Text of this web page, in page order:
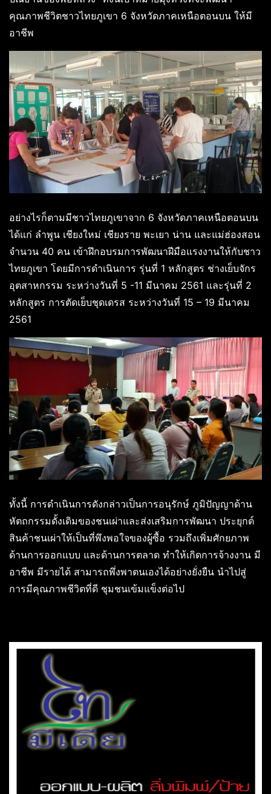
คุณภาพชีวิตชาวไทยภูเขา 6 จังหวัดภาคเหนือตอนบน ให้มี
อาชีพ
อย่างไรก็ตามมีชาวไทยภูเขาจาก 6 จังหวัดภาคเหนือตอนบน
ได้แก่ ลำพูน เชียงใหม่ เชียงราย พะเยา น่าน และแม่ฮ่องสอน
จำนวน 40 คน เข้าฝึกอบรมการพัฒนาฝีมือแรงงานให้กับชาว
ไทยภูเขา โดยมีการดำเนินการ รุ่นที่ 1 หลักสูตร ช่างเย็บจักร
อุตสาหกรรม ระหว่างวันที่ 5 -11 มีนาคม 2561 และรุ่นที่ 2
หลักสูตร การตัดเย็บชุดเดรส ระหว่างวันที่ 15 – 19 มีนาคม
2561
ทั้งนี้ การดำเนินการดังกล่าวเป็นการอนุรักษ์ ภูมิปัญญาด้าน
หัตถกรรมดั้งเดิมของชนเผ่าและส่งเสริมการพัฒนา ประยุกต์
สินค้าชนเผ่าให้เป็นที่พึงพอใจของผู้ซื้อ รวมถึงเพิ่มศักยภาพ
ด้านการออกแบบ และด้านการตลาด ทำให้เกิดการจ้างงาน มี
อาชีพ มีรายได้ สามารถพึ่งพาตนเองได้อย่างยั่งยืน นำไปสู่
การมีคุณภาพชีวิตที่ดี ชุมชนเข้มแข็งต่อไป